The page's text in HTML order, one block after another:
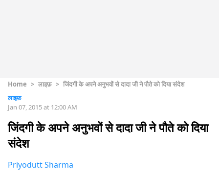
Home > लाइफ़ > जिंदगी के अपने अनुभवों से दादा जी ने पौते को दिया संदेश
लाइफ़
Jan 07, 2015 at 12:00 AM
जिंदगी के अपने अनुभवों से दादा जी ने पौते को दिया
संदेश
Priyodutt Sharma